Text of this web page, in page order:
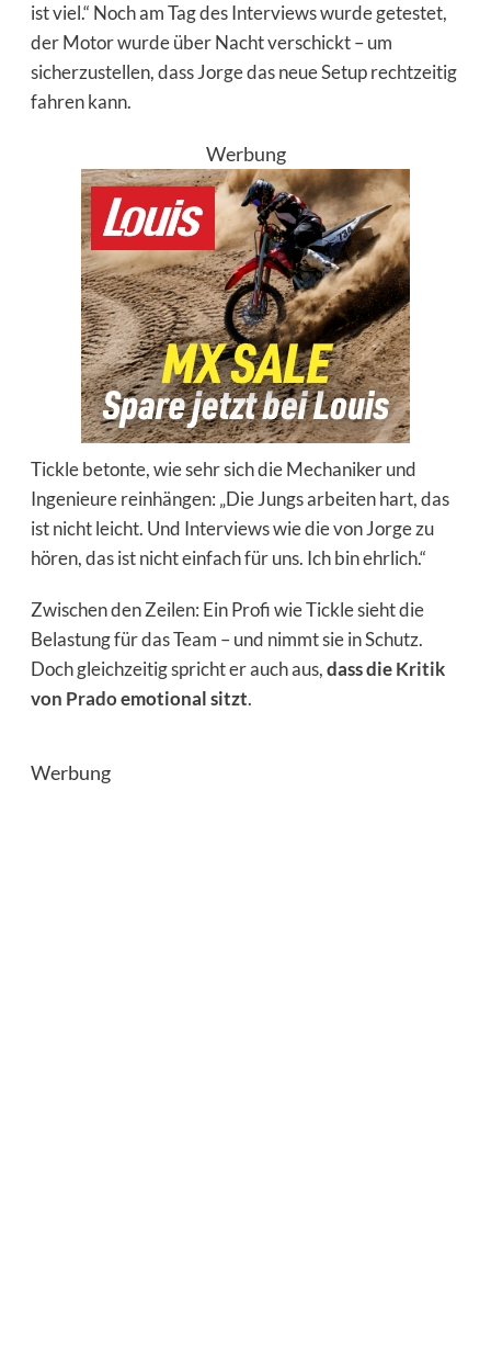
ist viel.“ Noch am Tag des Interviews wurde getestet,
der Motor wurde über Nacht verschickt – um
sicherzustellen, dass Jorge das neue Setup rechtzeitig
fahren kann.
Werbung
Tickle betonte, wie sehr sich die Mechaniker und
Ingenieure reinhängen: „Die Jungs arbeiten hart, das
ist nicht leicht. Und Interviews wie die von Jorge zu
hören, das ist nicht einfach für uns. Ich bin ehrlich.“
Zwischen den Zeilen: Ein Profi wie Tickle sieht die
Belastung für das Team – und nimmt sie in Schutz.
Doch gleichzeitig spricht er auch aus,dass dieKritik
von Pradoemotional sitzt.
Werbung